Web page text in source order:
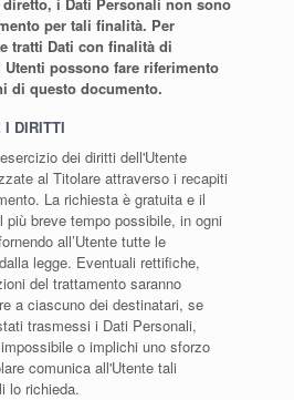
per tali finalità. Per
tratti Dati con finalità di
possono fare riferimento
di questo documento.
I DIRITTI
dei diritti dell'Utente
al Titolare attraverso i recapiti
La richiesta è gratuita e il
più breve tempo possibile, in ogni
all’Utente tutte le
legge. Eventuali rettifiche,
del trattamento saranno
a ciascuno dei destinatari, se
trasmessi i Dati Personali,
o implichi uno sforzo
comunica all'Utente tali
lo richieda.